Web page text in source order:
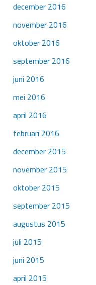
december 2016
november 2016
oktober 2016
september 2016
juni 2016
mei 2016
april 2016
februari 2016
december 2015
november 2015
oktober 2015
september 2015
augustus 2015
juli 2015
juni 2015
april 2015